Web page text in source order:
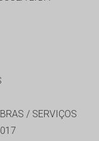
/ SERVIÇOS